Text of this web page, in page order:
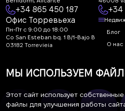
+34 865 450 187
+34
Офис Торревьеха
Пн-Пт с 9:00 до 18:00
Co San Esteban bq. 1 B/1-Bajo B
03182 Torrevieja
life.estate
Блог
О нас
МЫ ИСПОЛЬЗУЕМ
Этот сайт использует
файлы для улучшения работы